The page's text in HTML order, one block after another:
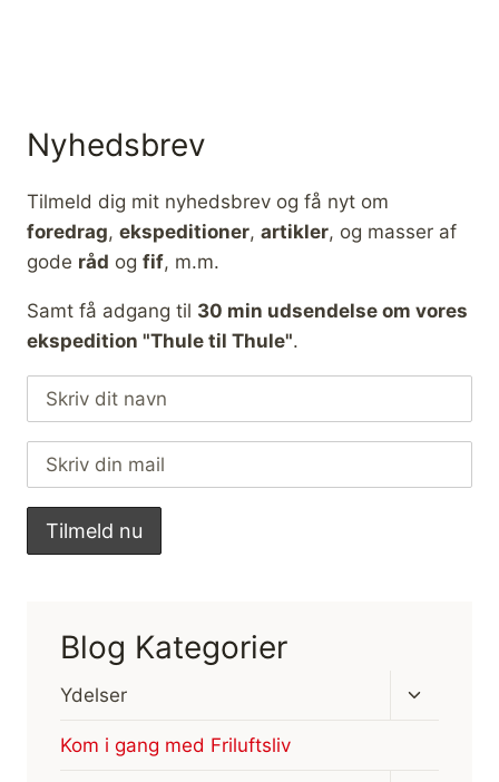
Nyhedsbrev
Tilmeld dig mit nyhedsbrev og få nyt om
foredrag, ekspeditioner, artikler, og masser af
gode råd og fif, m.m.
Samt få adgang til 30 min udsendelse om vores
ekspedition "Thule til Thule".
Blog Kategorier
Ydelser
Skift
Kom i gang med Friluftsliv